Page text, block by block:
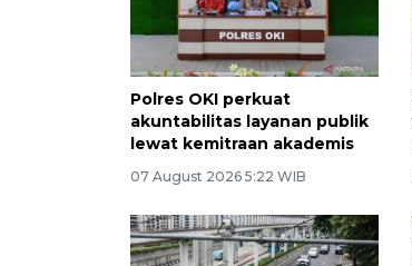
Polres OKI perkuat
akuntabilitas layanan publik
lewat kemitraan akademis
07 August 2026 5:22 WIB